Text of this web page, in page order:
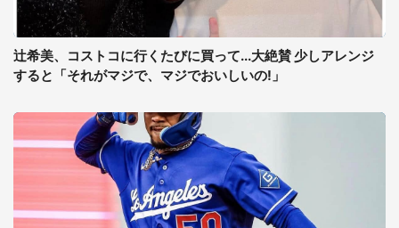
辻希美、コストコに行くたびに買って...大絶賛 少しアレンジ
すると「それがマジで、マジでおいしいの!」